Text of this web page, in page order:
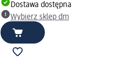
Dostawa dostępna
Wybierz sklep dm